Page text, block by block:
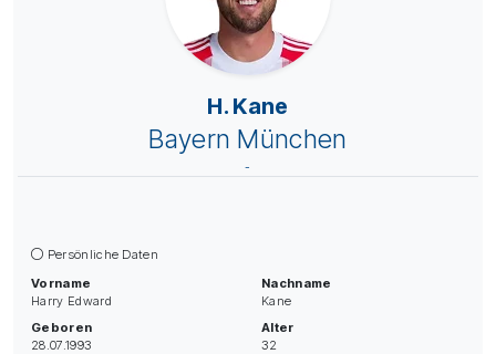
H. Kane
Bayern München
-
Persönliche Daten
Vorname
Harry Edward
Nachname
Kane
Geboren
28.07.1993
Alter
32